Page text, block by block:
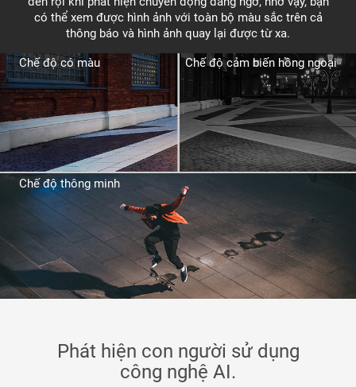
có thể xem được hình ảnh với toàn bộ màu sắc trên cả
thông báo và hình ảnh quay lại được từ xa.
Chế độ có màu Chế độ cảm biến hồng ngoại
Chế độ thông minh
Phát hiện con người sử dụng
công nghệ AI.